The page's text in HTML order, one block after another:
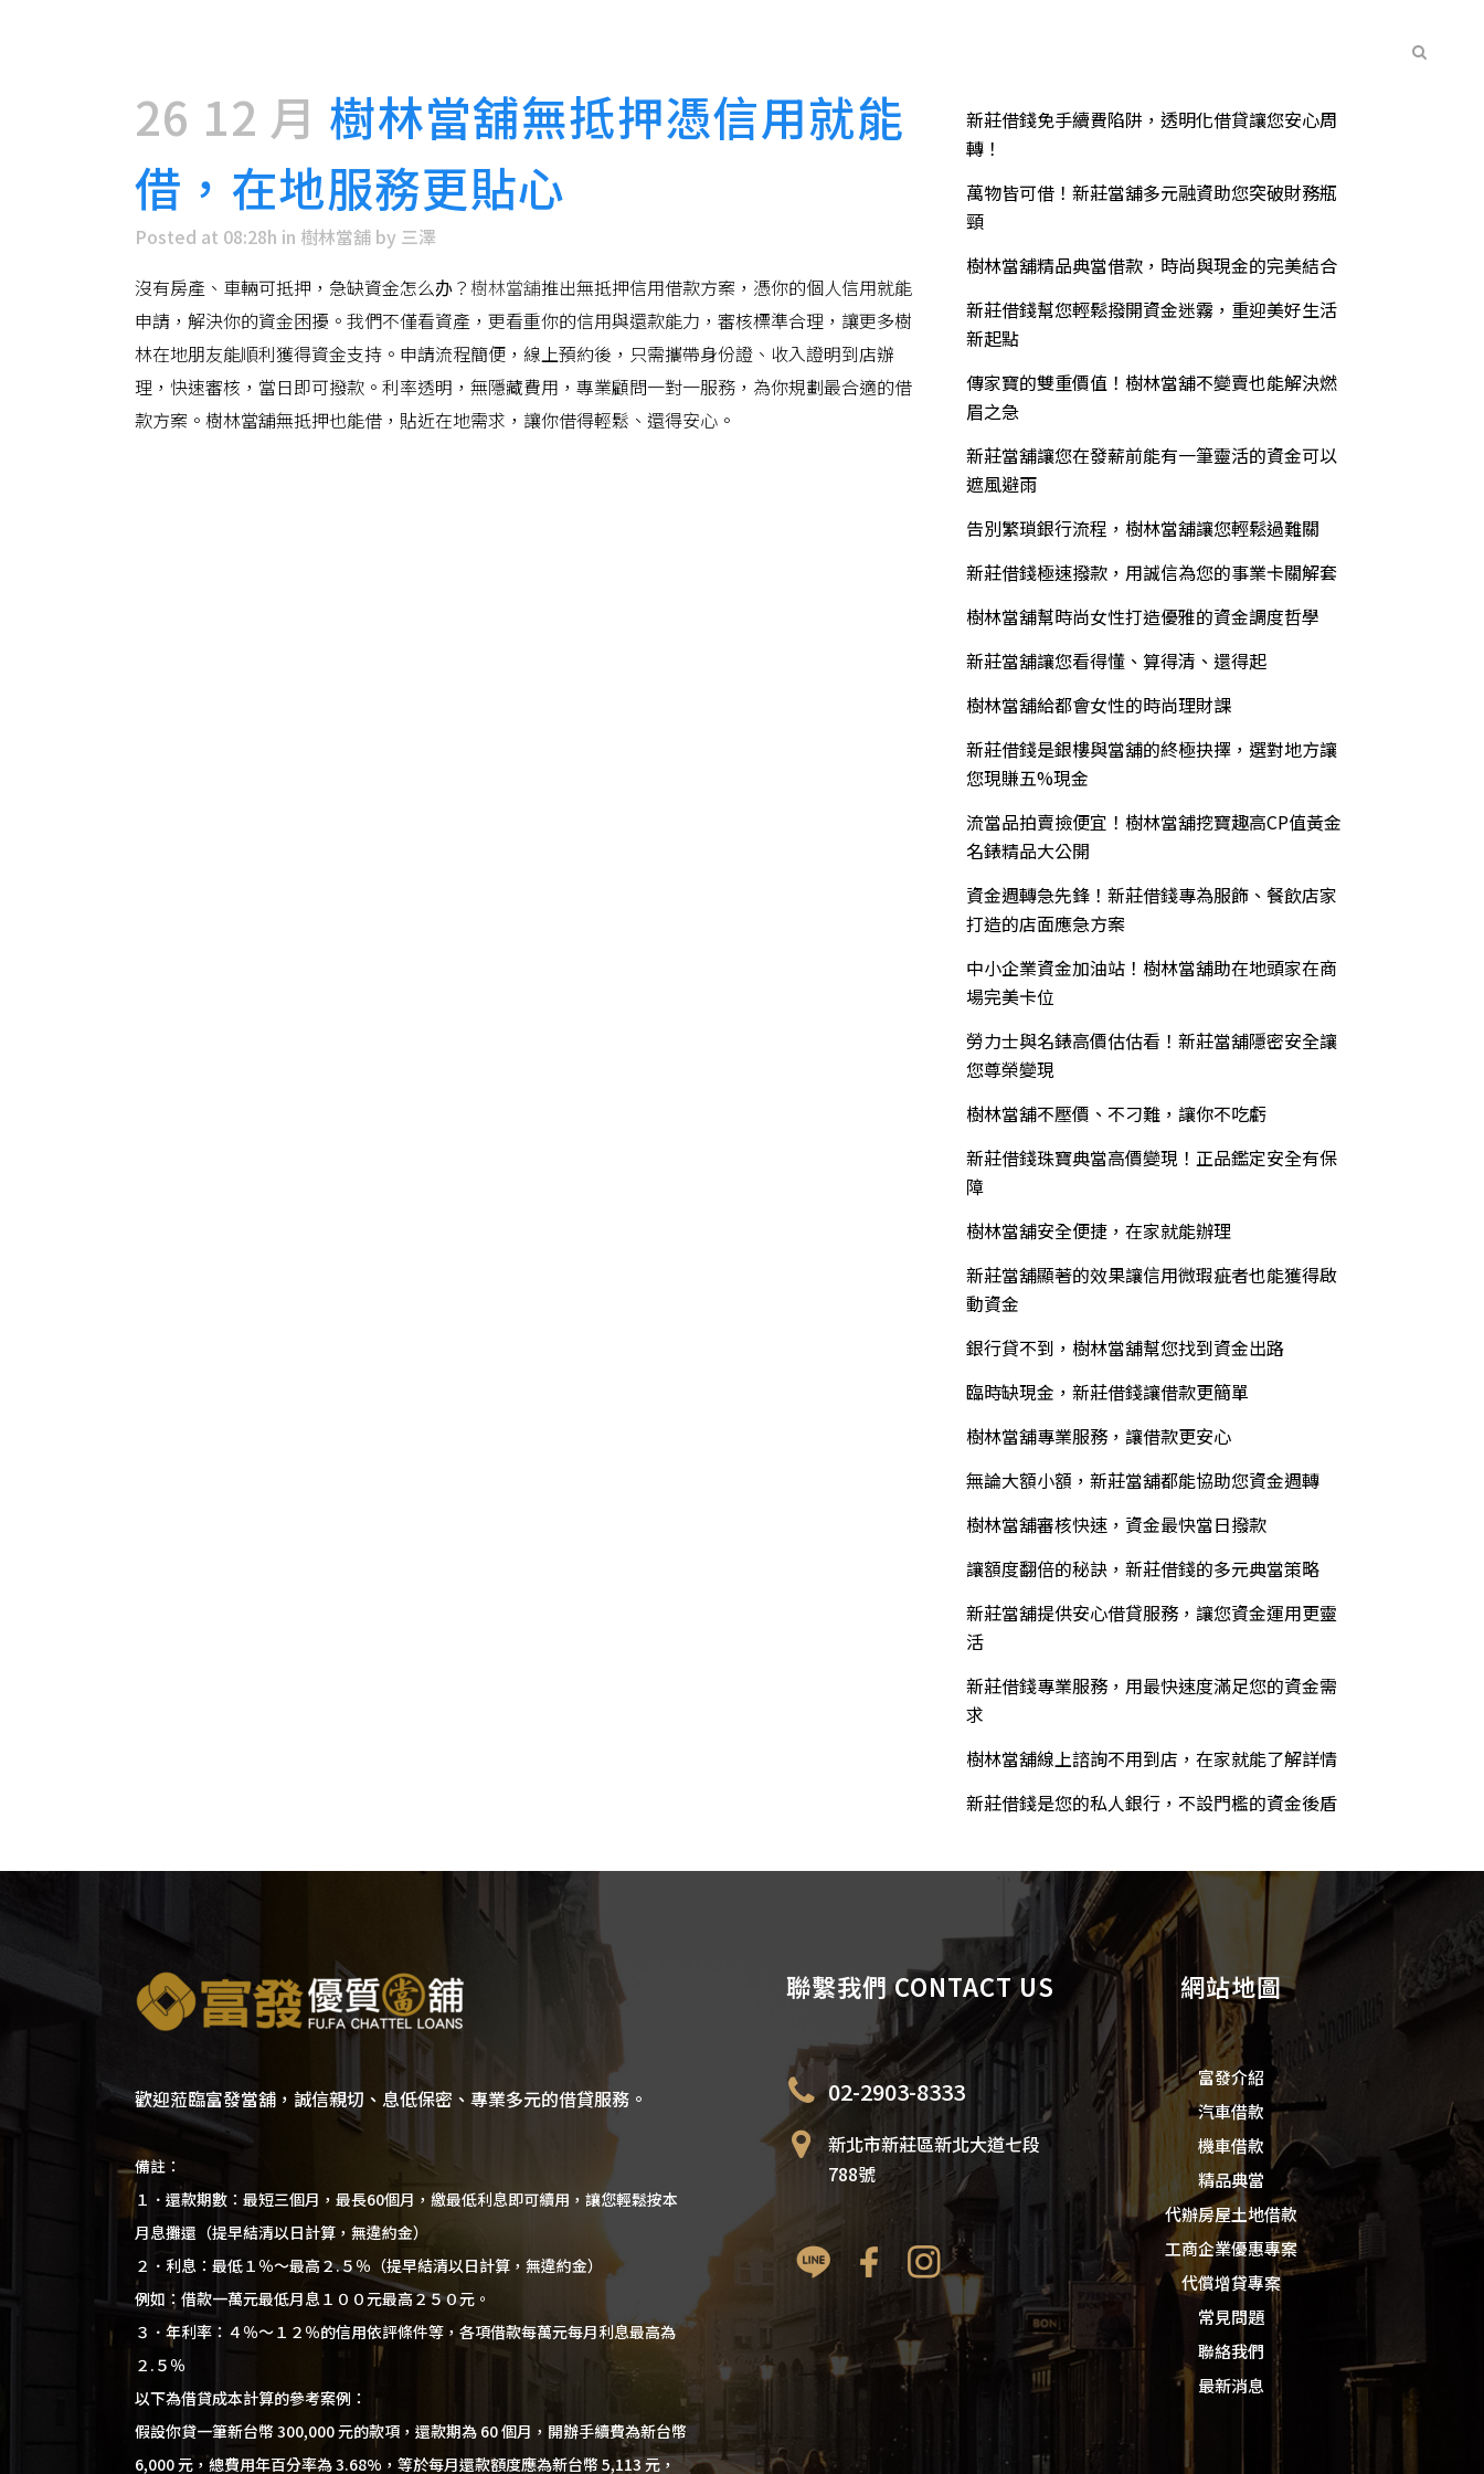
26 12 月 樹林當舖無抵押憑信用就能
借，在地服務更貼心
Posted at 08:28h in 樹林當舖 by 三澤
沒有房產、車輛可抵押，急缺資金怎么办？樹林當舖推出無抵押信用借款方案，憑你的個人信用就能
申請，解決你的資金困擾。我們不僅看資產，更看重你的信用與還款能力，審核標準合理，讓更多樹
林在地朋友能順利獲得資金支持。申請流程簡便，線上預約後，只需攜帶身份證、收入證明到店辦
理，快速審核，當日即可撥款。利率透明，無隱藏費用，專業顧問一對一服務，為你規劃最合適的借
款方案。樹林當舖無抵押也能借，貼近在地需求，讓你借得輕鬆、還得安心。
新莊借錢免手續費陷阱，透明化借貸讓您安心周
轉！
萬物皆可借！新莊當舖多元融資助您突破財務瓶
頸
樹林當舖精品典當借款，時尚與現金的完美結合
新莊借錢幫您輕鬆撥開資金迷霧，重迎美好生活
新起點
傳家寶的雙重價值！樹林當舖不變賣也能解決燃
眉之急
新莊當舖讓您在發薪前能有一筆靈活的資金可以
遮風避雨
告別繁瑣銀行流程，樹林當舖讓您輕鬆過難關
新莊借錢極速撥款，用誠信為您的事業卡關解套
樹林當舖幫時尚女性打造優雅的資金調度哲學
新莊當舖讓您看得懂、算得清、還得起
樹林當舖給都會女性的時尚理財課
新莊借錢是銀樓與當舖的終極抉擇，選對地方讓
您現賺五%現金
流當品拍賣撿便宜！樹林當舖挖寶趣高CP值黃金
名錶精品大公開
資金週轉急先鋒！新莊借錢專為服飾、餐飲店家
打造的店面應急方案
中小企業資金加油站！樹林當舖助在地頭家在商
場完美卡位
勞力士與名錶高價估估看！新莊當舖隱密安全讓
您尊榮變現
樹林當舖不壓價、不刁難，讓你不吃虧
新莊借錢珠寶典當高價變現！正品鑑定安全有保
障
樹林當舖安全便捷，在家就能辦理
新莊當舖顯著的效果讓信用微瑕疵者也能獲得啟
動資金
銀行貸不到，樹林當舖幫您找到資金出路
臨時缺現金，新莊借錢讓借款更簡單
樹林當舖專業服務，讓借款更安心
無論大額小額，新莊當舖都能協助您資金週轉
樹林當舖審核快速，資金最快當日撥款
讓額度翻倍的秘訣，新莊借錢的多元典當策略
新莊當舖提供安心借貸服務，讓您資金運用更靈
活
新莊借錢專業服務，用最快速度滿足您的資金需
求
樹林當舖線上諮詢不用到店，在家就能了解詳情
新莊借錢是您的私人銀行，不設門檻的資金後盾
歡迎蒞臨富發當舖，誠信親切、息低保密、專業多元的借貸服務。
備註：
１．還款期數：最短三個月，最長60個月，繳最低利息即可續用，讓您輕鬆按本
月息攤還（提早結清以日計算，無違約金）
２．利息：最低１％～最高２.５％（提早結清以日計算，無違約金）
例如：借款一萬元最低月息１００元最高２５０元。
３．年利率：４％～１２％的信用依評條件等，各項借款每萬元每月利息最高為
２.５％
以下為借貸成本計算的參考案例：
假設你貸一筆新台幣 300,000 元的款項，還款期為 60 個月，開辦手續費為新台幣
6,000 元，總費用年百分率為 3.68%，等於每月還款額度應為新台幣 5,113 元，
聯繫我們 CONTACT US
02-2903-8333
新北市新莊區新北大道七段
788號
網站地圖
富發介紹
汽車借款
機車借款
精品典當
代辦房屋土地借款
工商企業優惠專案
代償增貸專案
常見問題
聯絡我們
最新消息